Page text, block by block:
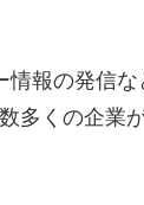
報の発信な
多くの企業